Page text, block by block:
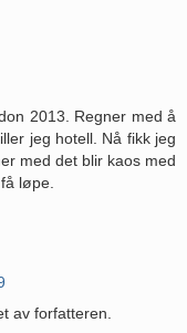
2013. Regner med å
jeg hotell. Nå fikk jeg
med det blir kaos med
løpe.
av forfatteren.